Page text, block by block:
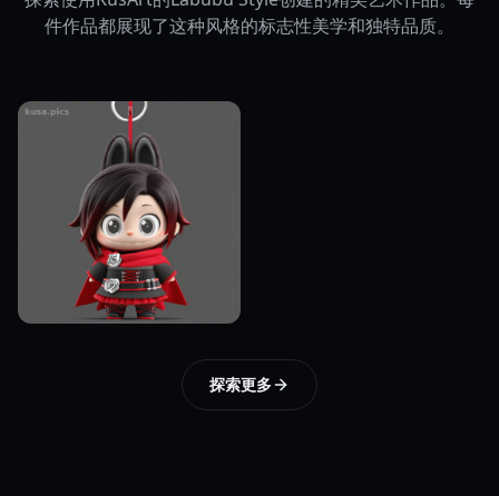
件作品都展现了这种风格的标志性美学和独特品质。
探索更多